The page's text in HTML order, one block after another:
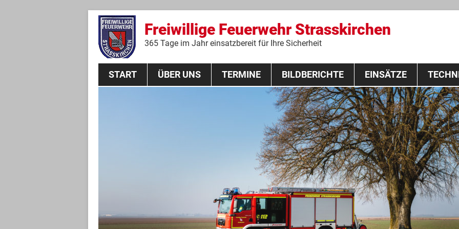
Freiwillige Feuerwehr Strasskirchen
365 Tage im Jahr einsatzbereit für Ihre Sicherheit
Zum
springen
START ÜBER UNS TERMINE
THL Lehrgang 2020
BILDBERICHTE EINSÄTZE
Fahrzeuge
Ausrüstung